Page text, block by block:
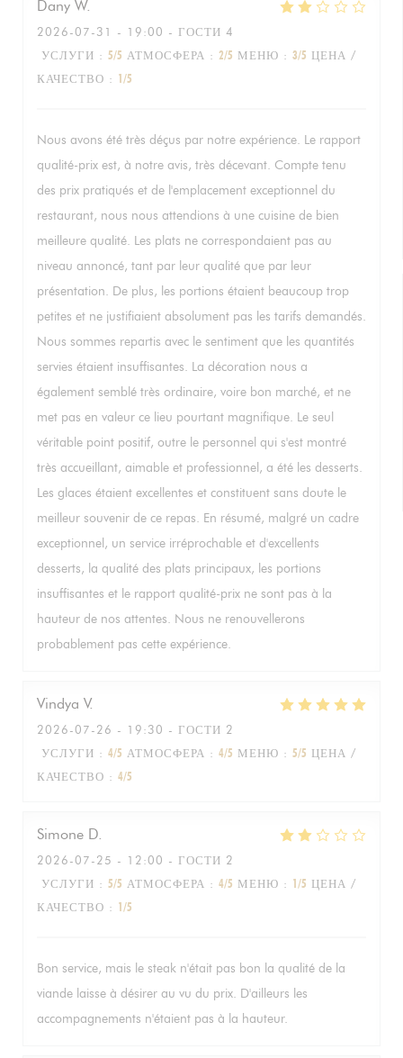
Dany W
2026-07-31
- 19:00 - ГОСТИ 4
УСЛУГИ : 5/5 АТМОСФЕРА : 2/5 МЕНЮ : 3/5 ЦЕНА /
КАЧЕСТВО : 1/5
Nous avons été très déçus par notre expérience. Le rapport
qualité-prix est, à notre avis, très décevant. Compte tenu
des prix pratiqués et de l'emplacement exceptionnel du
restaurant, nous nous attendions à une cuisine de bien
meilleure qualité. Les plats ne correspondaient pas au
niveau annoncé, tant par leur qualité que par leur
présentation. De plus, les portions étaient beaucoup trop
petites et ne justifiaient absolument pas les tarifs demandés.
Nous sommes repartis avec le sentiment que les quantités
servies étaient insuffisantes. La décoration nous a
également semblé très ordinaire, voire bon marché, et ne
met pas en valeur ce lieu pourtant magnifique. Le seul
véritable point positif, outre le personnel qui s'est montré
très accueillant, aimable et professionnel, a été les desserts.
Les glaces étaient excellentes et constituent sans doute le
meilleur souvenir de ce repas. En résumé, malgré un cadre
exceptionnel, un service irréprochable et d'excellents
desserts, la qualité des plats principaux, les portions
insuffisantes et le rapport qualité-prix ne sont pas à la
hauteur de nos attentes. Nous ne renouvellerons
probablement pas cette expérience.
Vindya V
2026-07-26 - 19:30 - ГОСТИ 2
УСЛУГИ : 4/5 АТМОСФЕРА : 4/5 МЕНЮ : 5/5 ЦЕНА /
КАЧЕСТВО : 4/5
Simone D
2026-07-25 - 12:00 - ГОСТИ 2
УСЛУГИ : 5/5 АТМОСФЕРА : 4/5 МЕНЮ : 1/5 ЦЕНА /
КАЧЕСТВО : 1/5
Bon service, mais le steak n'était pas bon la qualité de la
viande laisse à désirer au vu du prix. D'ailleurs les
accompagnements n'étaient pas à la hauteur.